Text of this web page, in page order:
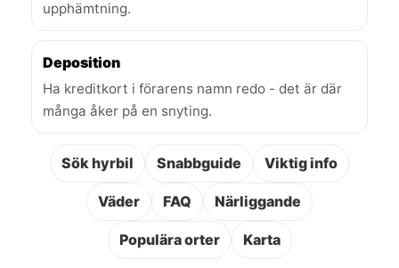
upphämtning.
Deposition
Ha kreditkort i förarens namn redo - det är där
många åker på en snyting.
Sök hyrbil Snabbguide Viktig info
Väder FAQ Närliggande
Populära orter Karta